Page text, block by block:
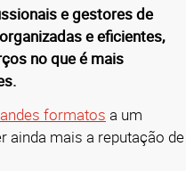
e gestores de
e eficientes,
no que é mais
formatos a um
ainda mais a reputação de